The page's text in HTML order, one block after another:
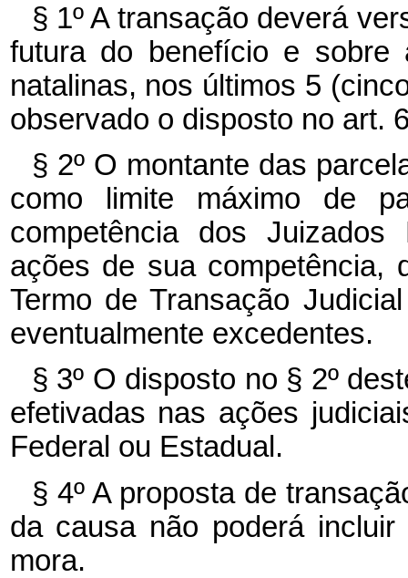
§ 1º A transação deverá
futura do benefício e sobre
natalinas, nos últimos 5
observado o disposto no art.
§ 2º O montante das
como limite máximo de
competência dos
ações de sua competência,
Termo de Transação
eventualmente excedentes.
§ 3º O disposto no § 2º
efetivadas nas ações
Federal ou Estadual.
§ 4º A proposta de
da causa não poderá
mora.